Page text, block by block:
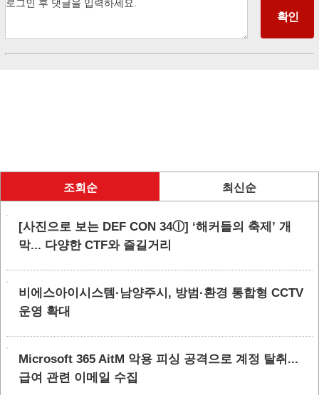
조회순 최신순
[사진으로 보는 DEF CON 34ⓛ] ‘해커들의 축제’ 개
막... 다양한 CTF와 즐길거리
비에스아이시스템·남양주시, 방범·환경 통합형 CCTV
운영 확대
Microsoft 365 AitM 악용 피싱 공격으로 계정 탈취...
급여 관련 이메일 수집